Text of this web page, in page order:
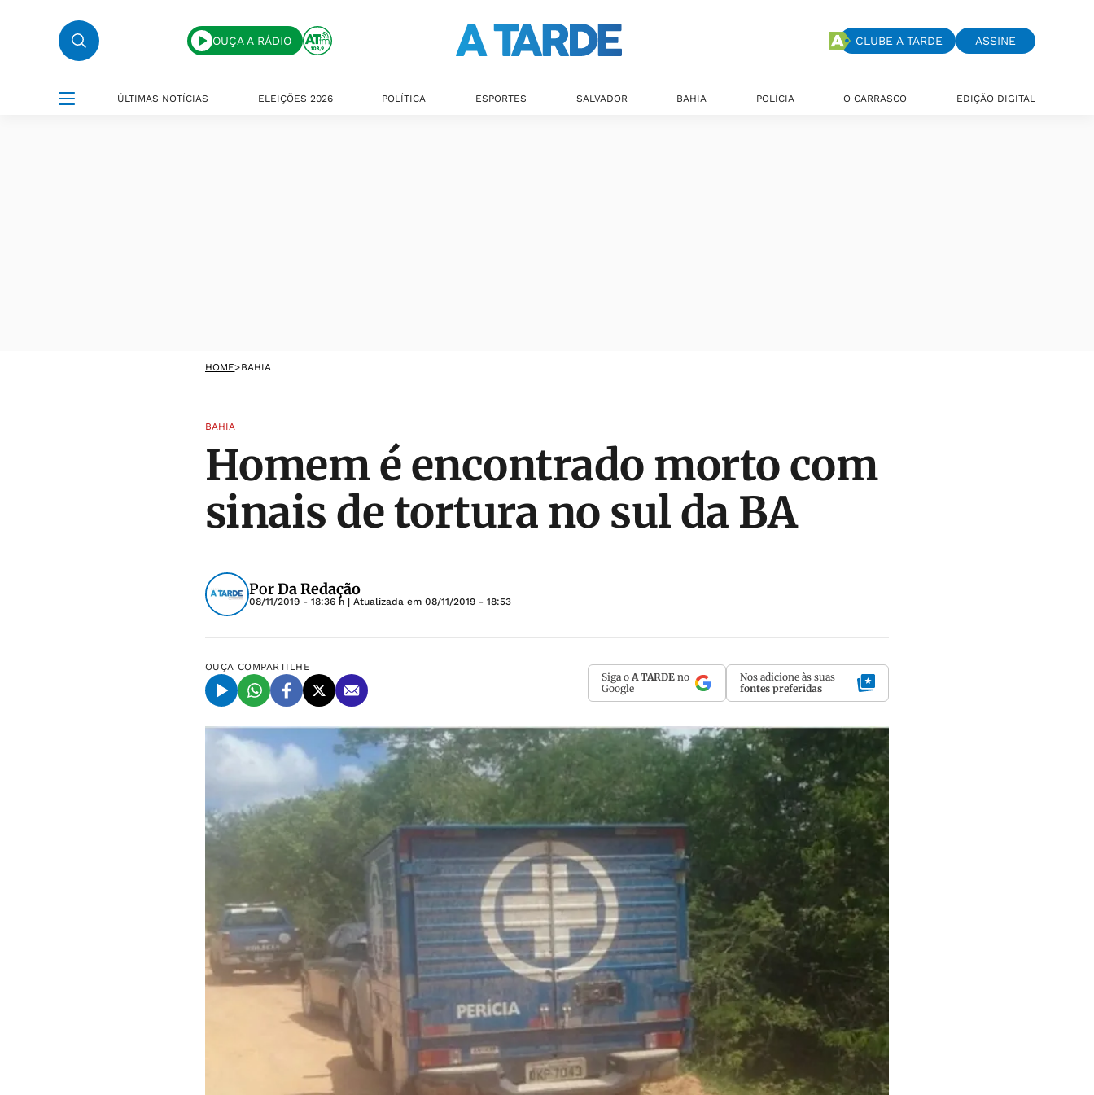
OUÇA A RÁDIO CLUBE A TARDE ASSINE
ÚLTIMAS NOTÍCIAS ELEIÇÕES 2026 POLÍTICA ESPORTES SALVADOR BAHIA POLÍCIA O CARRASCO EDIÇÃO DIGITAL
HOME>BAHIA
BAHIA
Homem é encontrado morto com
sinais de tortura no sul da BA
PorDa Redação
08/11/2019 - 18:36 h | Atualizada em 08/11/2019 - 18:53
OUÇA COMPARTILHE
Siga o A TARDE no
Google
Nos adicione às suas
fontes preferidas